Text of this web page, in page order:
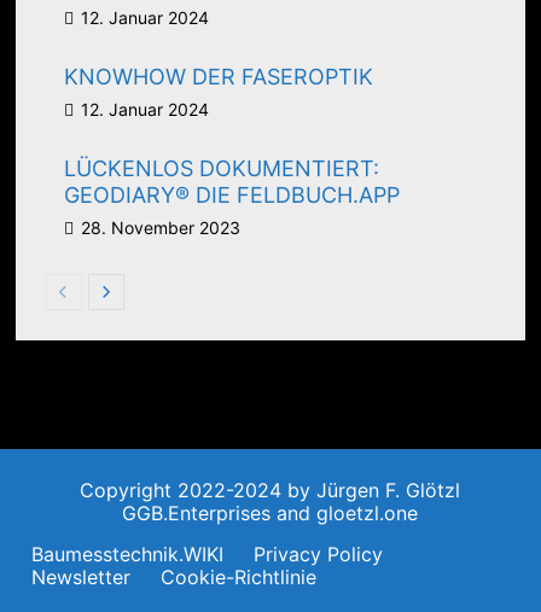
12. Januar 2024
KNOWHOW DER FASEROPTIK
12. Januar 2024
LÜCKENLOS DOKUMENTIERT:
GEODIARY® DIE FELDBUCH.APP
28. November 2023
Copyright 2022-2024 by Jürgen F. Glötzl
GGB.Enterprises and gloetzl.one
Baumesstechnik.WIKI
Privacy Policy
Newsletter
Cookie-Richtlinie